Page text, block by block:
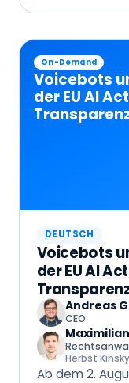
On-Demand
Voicebots
der EU AI
DEUTSCH
Voicebots
der EU AI
Andreas
CEO
Herbst Kinsky
Ab dem 2.